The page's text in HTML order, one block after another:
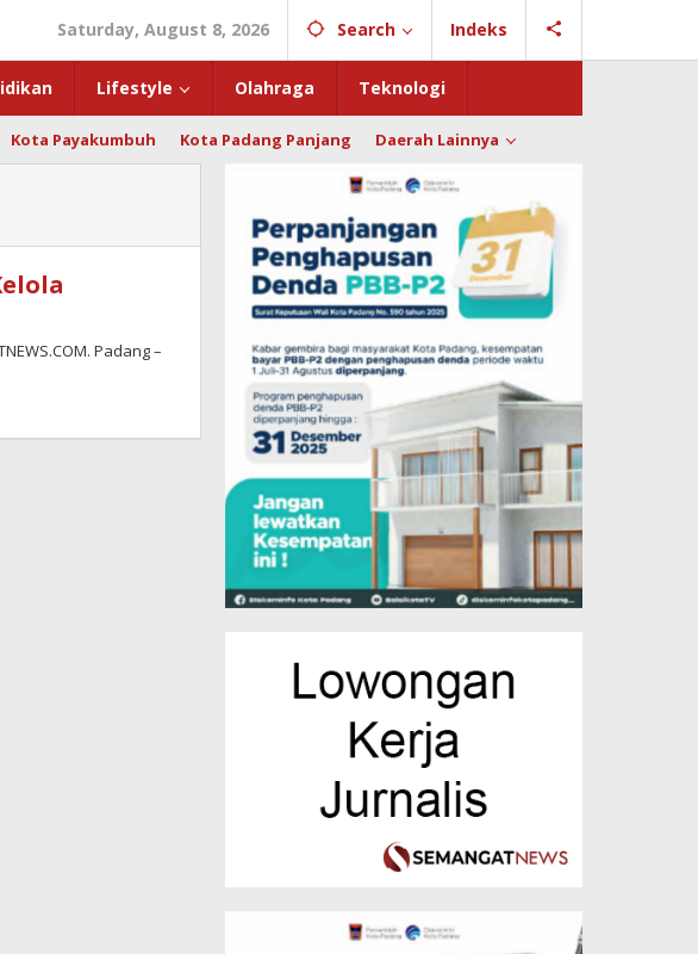
Saturday, August 8, 2026 Search Indeks
Lifestyle Olahraga Teknologi
Kota Payakumbuh Kota Padang Panjang Daerah Lainnya
Padang –